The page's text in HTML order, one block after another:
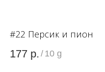
#22 Персик и пион
177 р. / 10 g